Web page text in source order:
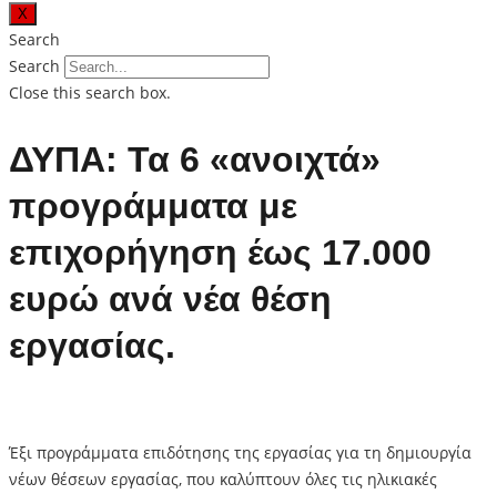
X
Search
Search
Close this search box.
ΔΥΠΑ: Τα 6 «ανοιχτά»
προγράμματα με
επιχορήγηση έως 17.000
ευρώ ανά νέα θέση
εργασίας.
Έξι προγράμματα επιδότησης της εργασίας για τη δημιουργία
νέων θέσεων εργασίας, που καλύπτουν όλες τις ηλικιακές